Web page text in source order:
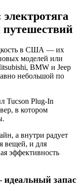
путешествий
в США — их
моделей или
BMW и Jeep
небольшой по
Tucson Plug-In
в котором
а внутри радует
вещей, и для
эффективность
идеальный запас